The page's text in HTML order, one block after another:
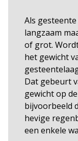
Als
langzaam
of grot.
het gewicht
Dat gebeurt
gewicht op
bijvoorbeeld
hevige
een enkele